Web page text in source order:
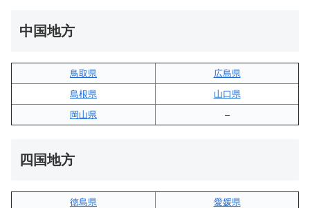
中国地方
鳥取県
広島県
島根県
山口県
岡山県
–
四国地方
徳島県
愛媛県